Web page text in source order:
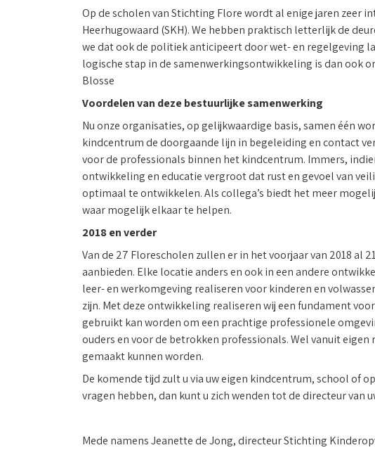
Op de scholen van Stichting Flore wordt al enige jaren zeer
Heerhugowaard (SKH). We hebben praktisch letterlijk de
we dat ook de politiek anticipeert door wet- en regelgeving
logische stap in de samenwerkingsontwikkeling is dan ook
Blosse
Voordelen van deze bestuurlijke samenwerking
Nu onze organisaties, op gelijkwaardige basis, samen één
kindcentrum de doorgaande lijn in begeleiding en contact
voor de professionals binnen het kindcentrum. Immers,
ontwikkeling en educatie vergroot dat rust en gevoel van
optimaal te ontwikkelen. Als collega’s biedt het meer
waar mogelijk elkaar te helpen.
2018 en verder
Van de 27 Florescholen zullen er in het voorjaar van 2018 al
aanbieden. Elke locatie anders en ook in een andere
leer- en werkomgeving realiseren voor kinderen en
zijn. Met deze ontwikkeling realiseren wij een fundament
gebruikt kan worden om een prachtige professionele
ouders en voor de betrokken professionals. Wel vanuit
gemaakt kunnen worden.
De komende tijd zult u via uw eigen kindcentrum, school of
vragen hebben, dan kunt u zich wenden tot de directeur van
Mede namens Jeanette de Jong, directeur Stichting